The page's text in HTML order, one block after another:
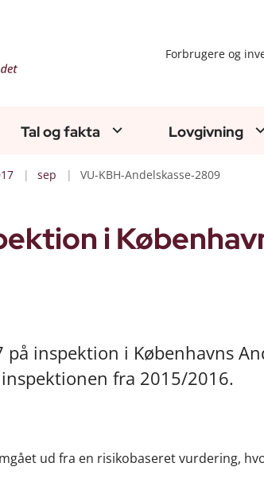
Forbrugere og
Tal og fakta Lovgivning
sep VU-KBH-Andelskasse-2809
i
inspektion i Københavns
fra 2015/2016.
ud fra en risikobaseret vurdering,